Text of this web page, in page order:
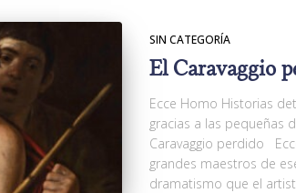
SIN CATEGORÍA
El Caravaggio
Ecce Homo Historias
gracias a las pequeñas
Caravaggio perdido
grandes maestros de
dramatismo que el